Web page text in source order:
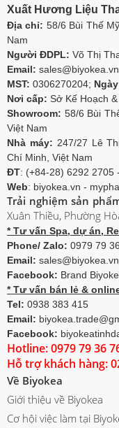
Xuất Hương Liệu
Địa chỉ: 58/6 Bùi Thế
Nam
Người ĐDPL: Võ Thị
Email: sales@biyokea.vn
MST: 0306270204;
Nơi cấp: Sở Kế Hoạch
Showroom: 58/6 Bùi
Việt Nam
Nhà máy: 247/27 Lê
Chí Minh, Việt Nam
ĐT: (+84-28) 6292 2705
Web: biyokea.vn -
Trải nghiệm sản
Xuân Thiều, Phường
* Tư vấn Spa, dự án,
Phone/ Zalo: 0979 79
Email: sales@biyokea.vn
Facebook: Brand
* Tư vấn bán lẻ &
Tel: 0938 383 415
Email:
Facebook:
Hotline: 0979 79 36
Hỗ trợ khách hàng:
Về Biyokea
Giới thiệu về Biyokea
Cơ hội việc làm tại